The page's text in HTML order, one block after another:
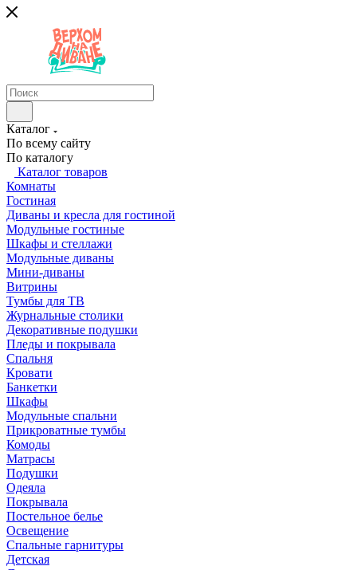
Каталог
По всему сайту
По каталогу
Каталог товаров
Комнаты
Гостиная
Диваны и кресла для гостиной
Модульные гостиные
Шкафы и стеллажи
Модульные диваны
Мини-диваны
Витрины
Тумбы для ТВ
Журнальные столики
Декоративные подушки
Пледы и покрывала
Спальня
Кровати
Банкетки
Шкафы
Модульные спальни
Прикроватные тумбы
Комоды
Матрасы
Подушки
Одеяла
Покрывала
Постельное белье
Освещение
Спальные гарнитуры
Детская